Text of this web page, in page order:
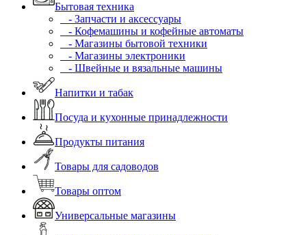
Бытовая техника
- Запчасти и аксессуары
- Кофемашины и кофейные автоматы
- Магазины бытовой техники
- Магазины электроники
- Швейные и вязальные машины
Напитки и табак
Посуда и кухонные принадлежности
Продукты питания
Товары для садоводов
Товары оптом
Универсальные магазины